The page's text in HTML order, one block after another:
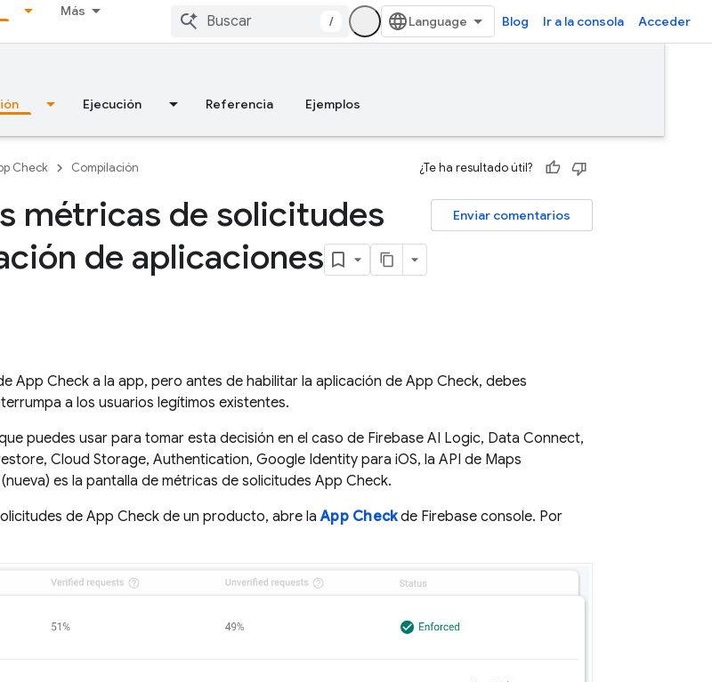
Más
/ Blog Ir a la consola Acceder
Ejecución Referencia Ejemplos
Check Compilación ¿Te ha resultado útil?
Enviar comentarios
métricas de solicitudes
de aplicaciones
App Check a la app, pero antes de habilitar la aplicación de App Check, debes
a los usuarios legítimos existentes.
puedes usar para tomar esta decisión en el caso de Firebase AI Logic, Data Connect,
, Cloud Storage, Authentication, Google Identity para iOS, la API de Maps
(nueva) es la pantalla de métricas de solicitudes App Check.
deApp Check de un producto, abre laApp Checkde Firebase console. Por